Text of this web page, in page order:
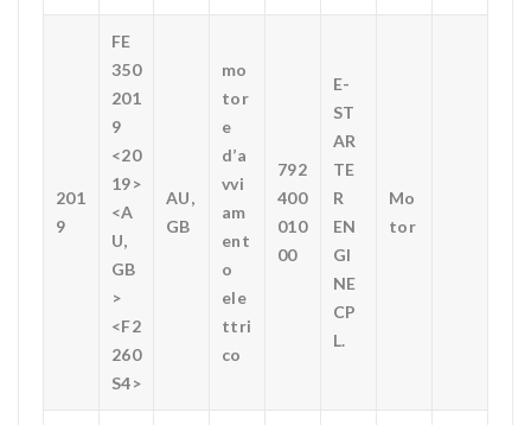
201
9
FE
350
201
9
<20
19>
<A
U,
GB
>
<F2
260
S4>
AU,
GB
mo
tor
e
d’a
vvi
am
ent
o
ele
ttri
co
792
400
010
00
E-
ST
AR
TE
R
EN
GI
NE
CP
L.
Mo
tor